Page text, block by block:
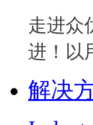
走进众
进！以
解决